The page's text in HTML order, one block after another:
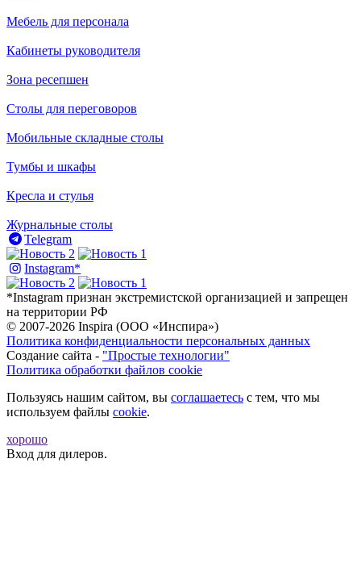
Мебель для персонала
Кабинеты руководителя
Зона ресепшен
Столы для переговоров
Мобильные складные столы
Тумбы и шкафы
Кресла и стулья
Журнальные столы
Telegram
Instagram*
*Instagram признан экстремистской организацией и запрещен
на территории РФ
© 2007-2026 Inspira (ООО «Инспира»)
Политика конфиденциальности персональных данных
Создание сайта - "Простые технологии"
Политика обработки файлов cookie
Пользуясь нашим сайтом, вы соглашаетесь с тем, что мы
используем файлы cookie.
хорошо
Вход для дилеров.